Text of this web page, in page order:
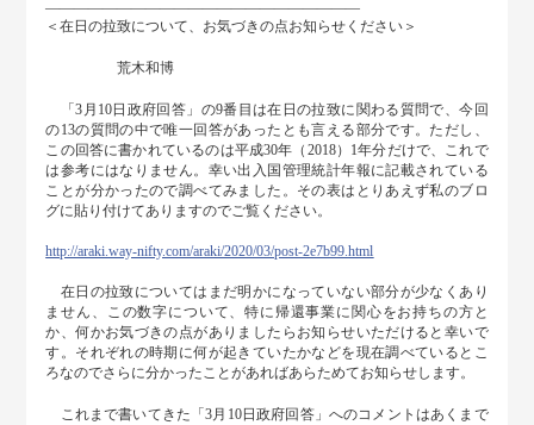
――――――――――――――――――――――
＜在日の拉致について、お気づきの点お知らせください＞
荒木和博
「3月10日政府回答」の9番目は在日の拉致に関わる質問で、今回
の13の質問の中で唯一回答があったとも言える部分です。ただし、
この回答に書かれているのは平成30年（2018）1年分だけで、これで
は参考にはなりません。幸い出入国管理統計年報に記載されている
ことが分かったので調べてみました。その表はとりあえず私のブロ
グに貼り付けてありますのでご覧ください。
http://araki.way-nifty.com/araki/2020/03/post-2e7b99.html
在日の拉致についてはまだ明かになっていない部分が少なくあり
ません、この数字について、特に帰還事業に関心をお持ちの方と
か、何かお気づきの点がありましたらお知らせいただけると幸いで
す。それぞれの時期に何が起きていたかなどを現在調べているとこ
ろなのでさらに分かったことがあればあらためてお知らせします。
これまで書いてきた「3月10日政府回答」へのコメントはあくまで